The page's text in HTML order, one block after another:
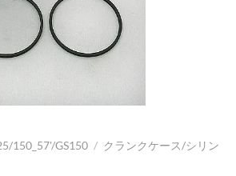
150_57'/GS150 / クランクケース/シリン